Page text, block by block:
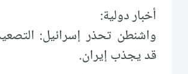
أخبار دولية:
واشنطن تحذر إسرائيل:
قد يجذب إيران.